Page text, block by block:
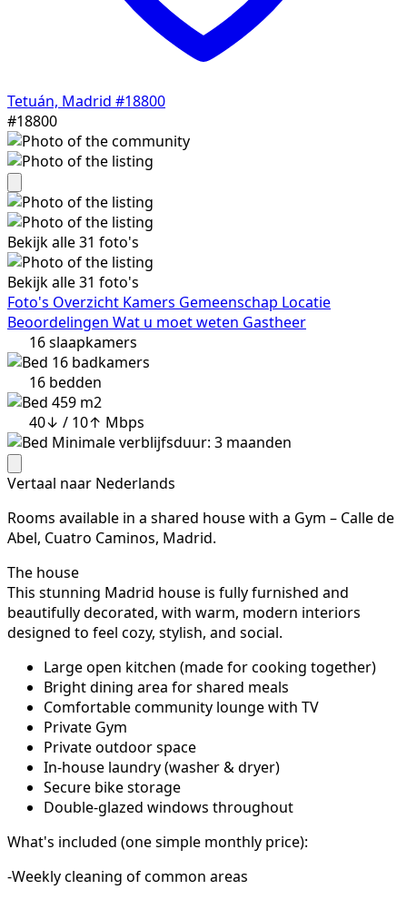
Tetuán, Madrid #18800
#18800
Bekijk alle 31 foto's
Bekijk alle 31 foto's
Foto's Overzicht Kamers Gemeenschap Locatie
Beoordelingen Wat u moet weten Gastheer
16slaapkamers
16 badkamers
16 bedden
459 m2
40↓ / 10↑ Mbps
Minimale verblijfsduur: 3 maanden
Vertaal naar Nederlands
Rooms available in a shared house with a Gym – Calle de
Abel, Cuatro Caminos, Madrid.
The house
This stunning Madrid house is fully furnished and
beautifully decorated, with warm, modern interiors
designed to feel cozy, stylish, and social.
Large open kitchen (made for cooking together)
Bright dining area for shared meals
Comfortable community lounge with TV
Private Gym
Private outdoor space
In-house laundry (washer & dryer)
Secure bike storage
Double-glazed windows throughout
What's included (one simple monthly price):
-Weekly cleaning of common areas